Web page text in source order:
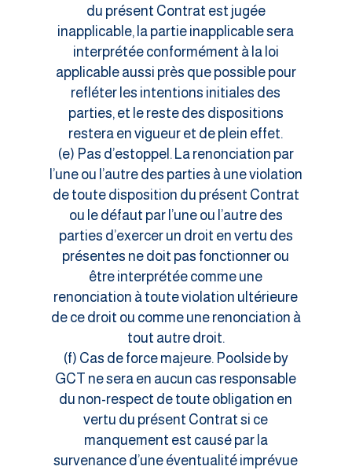
du présent Contrat est jugée
inapplicable, la partie inapplicable sera
interprétée conformément à la loi
applicable aussi près que possible pour
refléter les intentions initiales des
parties, et le reste des dispositions
restera en vigueur et de plein effet.
(e) Pas d’estoppel. La renonciation par
l’une ou l’autre des parties à une violation
de toute disposition du présent Contrat
ou le défaut par l’une ou l’autre des
parties d’exercer un droit en vertu des
présentes ne doit pas fonctionner ou
être interprétée comme une
renonciation à toute violation ultérieure
de ce droit ou comme une renonciation à
tout autre droit.
(f) Cas de force majeure. Poolside by
GCT ne sera en aucun cas responsable
du non-respect de toute obligation en
vertu du présent Contrat si ce
manquement est causé par la
survenance d’une éventualité imprévue